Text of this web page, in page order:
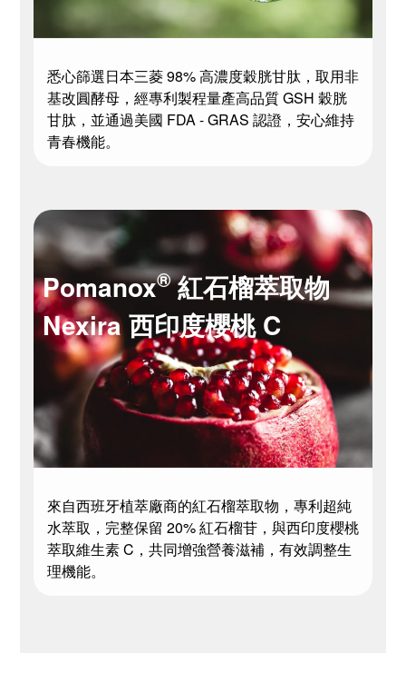
悉心篩選日本三菱 98% 高濃度穀胱甘肽，取用非
基改圓酵母，經專利製程量產高品質 GSH 穀胱
甘肽，並通過美國 FDA - GRAS 認證，安心維持
青春機能。
Pomanox®紅石榴萃取物
Nexira 西印度櫻桃 C
來自西班牙植萃廠商的紅石榴萃取物，專利超純
水萃取，完整保留 20% 紅石榴苷，與西印度櫻桃
萃取維生素 C，共同增強營養滋補，有效調整生
理機能。